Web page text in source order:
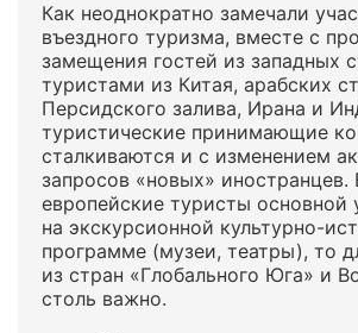
Как неоднократно замечали
въездного туризма, вместе с
замещения гостей из западных
туристами из Китая, арабских
Персидского залива, Ирана и
туристические принимающие
сталкиваются и с изменением
запросов «новых» иностранцев.
европейские туристы основной
на экскурсионной культурно-
программе (музеи, театры), то
из стран «Глобального Юга» и
столь важно.